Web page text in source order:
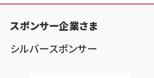
く
ず
スポンサー企業さま
シルバースポンサー